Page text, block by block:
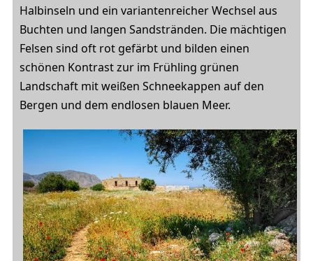
Halbinseln und ein variantenreicher Wechsel aus
Buchten und langen Sandstränden. Die mächtigen
Felsen sind oft rot gefärbt und bilden einen
schönen Kontrast zur im Frühling grünen
Landschaft mit weißen Schneekappen auf den
Bergen und dem endlosen blauen Meer.